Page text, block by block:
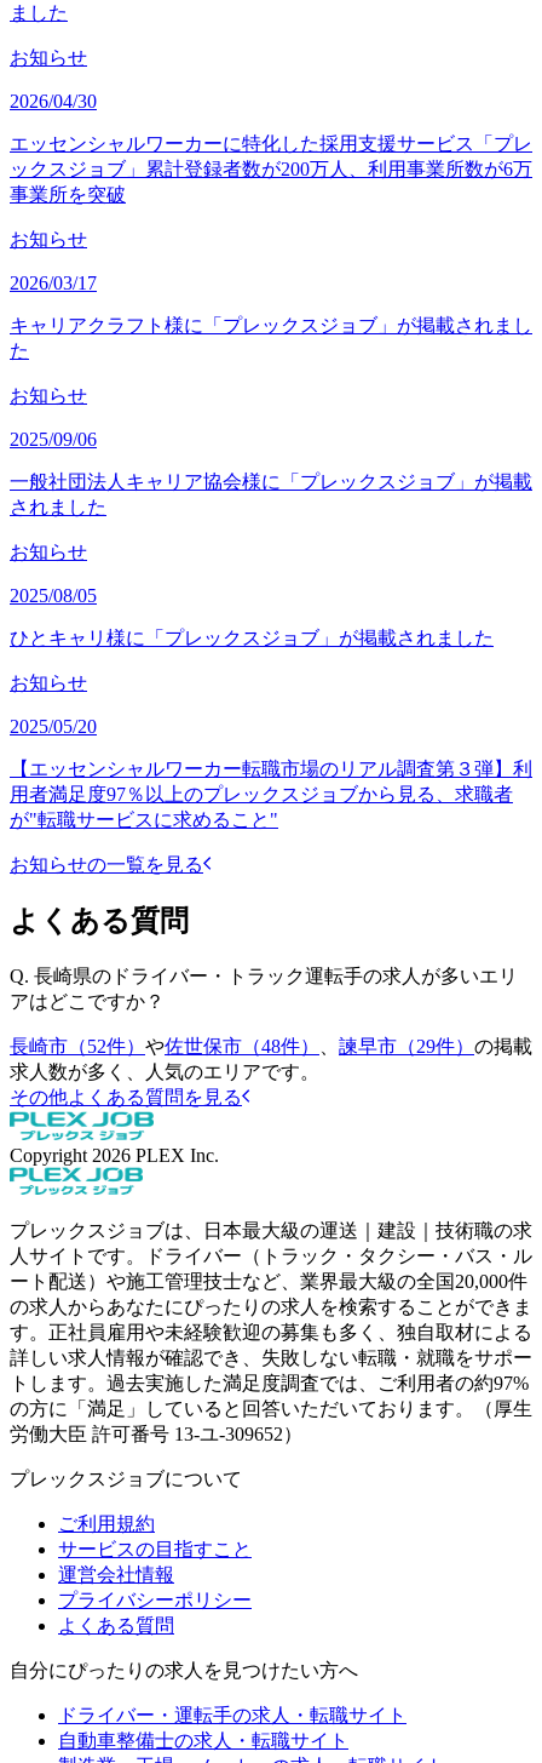
ました
お知らせ
2026/04/30
エッセンシャルワーカーに特化した採用支援サービス「プレ
ックスジョブ」累計登録者数が200万人、利用事業所数が6万
事業所を突破
お知らせ
2026/03/17
キャリアクラフト様に「プレックスジョブ」が掲載されまし
た
お知らせ
2025/09/06
一般社団法人キャリア協会様に「プレックスジョブ」が掲載
されました
お知らせ
2025/08/05
ひとキャリ様に「プレックスジョブ」が掲載されました
お知らせ
2025/05/20
【エッセンシャルワーカー転職市場のリアル調査第３弾】利
用者満足度97％以上のプレックスジョブから見る、求職者
が"転職サービスに求めること"
お知らせの一覧を見る
よくある質問
Q. 長崎県のドライバー・トラック運転手の求人が多いエリ
アはどこですか？
長崎市（52件） や佐世保市（48件） 諫早市（29件） の掲載
求人数が多く、人気のエリアです。
その他よくある質問を見る
Copyright 2026 PLEX Inc.
プレックスジョブは、日本最大級の運送｜建設｜技術職の求
人サイトです。ドライバー（トラック・タクシー・バス・ル
ート配送）や施工管理技士など、業界最大級の全国20,000件
の求人からあなたにぴったりの求人を検索することができま
す。正社員雇用や未経験歓迎の募集も多く、独自取材による
詳しい求人情報が確認でき、失敗しない転職・就職をサポー
トします。過去実施した満足度調査では、ご利用者の約97%
の方に「満足」していると回答いただいております。（厚生
労働大臣 許可番号 13-ユ-309652）
プレックスジョブについて
ご利用規約
サービスの目指すこと
運営会社情報
プライバシーポリシー
よくある質問
自分にぴったりの求人を見つけたい方へ
ドライバー・運転手の求人・転職サイト
自動車整備士の求人・転職サイト